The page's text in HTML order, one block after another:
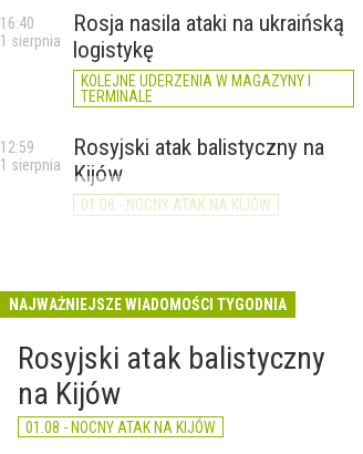
Rosja nasila ataki na ukraińską
logistykę
KOLEJNE UDERZENIA W MAGAZYNY I
TERMINALE
16:40
1 sierpnia
Rosyjski atak balistyczny na
Kijów
01.08 - NOCNY ATAK NA KIJÓW
12:59
1 sierpnia
NAJWAŻNIEJSZE WIADOMOŚCI TYGODNIA
Rosyjski atak balistyczny
na Kijów
01.08 - NOCNY ATAK NA KIJÓW